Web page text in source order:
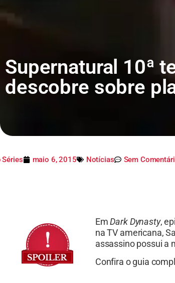
Supernatural 10ª
descobre sobre
Séries maio 6, 2015 Notícias Sem
EmDark Dynasty,
na TV americana,
assassino possui a
Confira o guia